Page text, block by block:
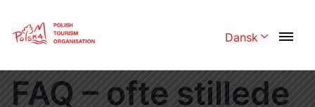
Dansk
Polski English
FAQ – ofte stillede